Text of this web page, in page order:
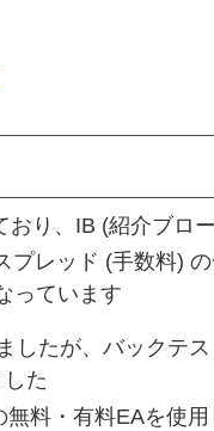
り、IB (紹介ブロ
プレッド (手数料)
っています
したが、バックテ
た
料・有料EAを使